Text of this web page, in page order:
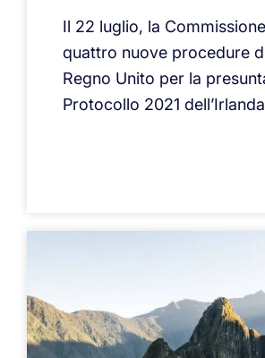
Il 22 luglio, la
quattro nuove procedure
Regno Unito per la
Protocollo 2021